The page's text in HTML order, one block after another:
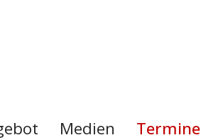
Medien Termine